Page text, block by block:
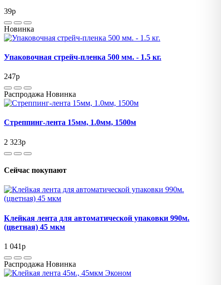
39p
Новинка
Упаковочная стрейч-пленка 500 мм. - 1.5 кг.
247p
Распродажа Новинка
Стреппинг-лента 15мм, 1.0мм, 1500м
2 323p
Сейчас покупают
Клейкая лента для автоматической упаковки 990м.
(цветная) 45 мкм
1 041p
Распродажа Новинка